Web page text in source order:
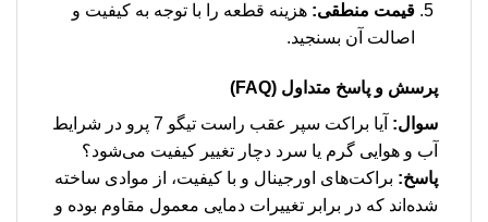
قیمت منطقی: هزینه قطعه را با توجه به کیفیت و
اصالت آن بسنجید.
پرسش و پاسخ متداول (FAQ)
سوال:
آیا براکت سپر عقب راست تیگو 7 پرو در شرایط
آب و هوایی گرم یا سرد دچار تغییر کیفیت می‌شود؟
پاسخ: براکت‌های اورجینال و با کیفیت، از موادی ساخته
شده‌اند که در برابر تغییرات دمایی معمول مقاوم بوده و